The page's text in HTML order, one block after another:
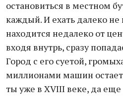
остановиться в местном
каждый. И ехать далеко не
находится недалеко от
входя внутрь, сразу
Город с его суетой,
миллионами машин
ты уже в XVIII веке, да еще